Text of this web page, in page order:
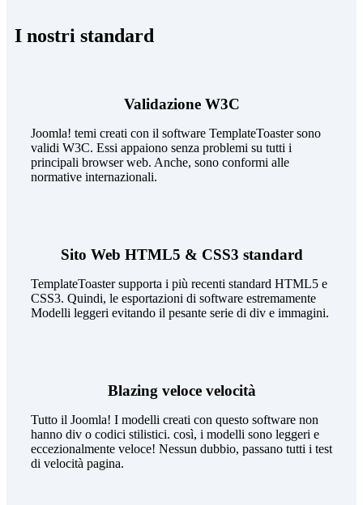
I nostri standard
Validazione W3C
Joomla! temi creati con il software TemplateToaster sono
validi W3C. Essi appaiono senza problemi su tutti i
principali browser web. Anche, sono conformi alle
normative internazionali.
Sito Web HTML5 & CSS3 standard
TemplateToaster supporta i più recenti standard HTML5 e
CSS3. Quindi, le esportazioni di software estremamente
Modelli leggeri evitando il pesante serie di div e immagini.
Blazing veloce velocità
Tutto il Joomla! I modelli creati con questo software non
hanno div o codici stilistici. così, i modelli sono leggeri e
eccezionalmente veloce! Nessun dubbio, passano tutti i test
di velocità pagina.